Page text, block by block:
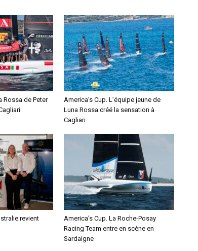
Rossa de Peter
America’s Cup. L’équipe jeune de
Luna Rossa créé la sensation à
Cagliari
revient
America’s Cup. La Roche-Posay
Racing Team entre en scène en
Sardaigne